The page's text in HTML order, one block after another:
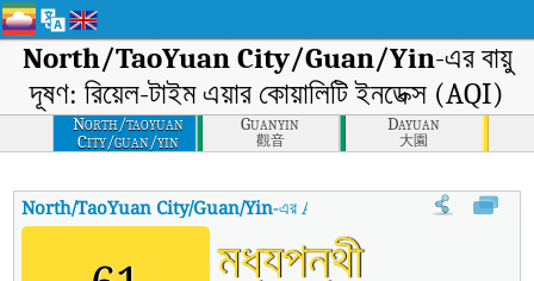
North/TaoYuan City/Guan/Yin-এর বায়ু
দূষণ: রিয়েল-টাইম এয়ার কোয়ালিটি ইনডেক্স (AQI)
North/taoyuan
City/guan/yin
Guanyin
觀音
Dayuan
大園
North/TaoYuan City/Guan/Yin-এর AQI North/TaoYuan City/Guan/Yin-
মধ্যপন্থী